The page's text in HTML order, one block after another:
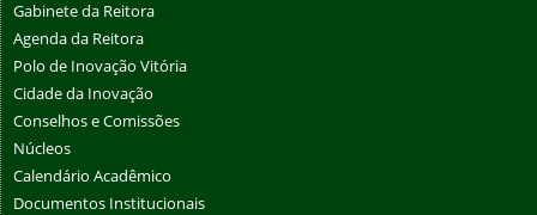
Gabinete da Reitora
Agenda da Reitora
Polo de Inovação Vitória
Cidade da Inovação
Conselhos e Comissões
Núcleos
Calendário Acadêmico
Documentos Institucionais